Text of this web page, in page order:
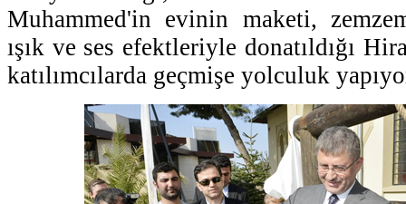
Muhammed'in evinin maketi,
ışık ve ses efektleriyle donatıldığı
katılımcılarda geçmişe yolculuk